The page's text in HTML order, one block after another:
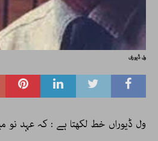
ول ڈیوراں
ول ڈیوراں خط لکھتا ہے : کہ عہد نو